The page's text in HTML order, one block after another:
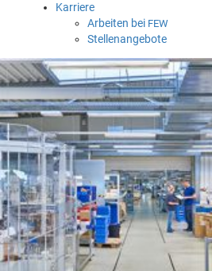
Karriere
Arbeiten bei FEW
Stellenangebote